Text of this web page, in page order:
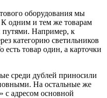
оборудования мы
одним и тем же товарам
путями. Например, к
категорию светильников
есть товар один, а карточки
среди дублей приносили
На остальные же
с адресом основной